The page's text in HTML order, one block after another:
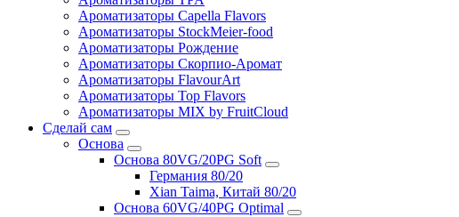
Ароматизаторы Capella Flavors
Ароматизаторы StockMeier-food
Ароматизаторы Рождение
Ароматизаторы Скорпио-Аромат
Ароматизаторы FlavourArt
Ароматизаторы Top Flavors
Ароматизаторы MIX by FruitCloud
Сделай сам
Основа
Основа 80VG/20PG Soft
Германия 80/20
Xian Taima, Китай 80/20
Основа 60VG/40PG Optimal